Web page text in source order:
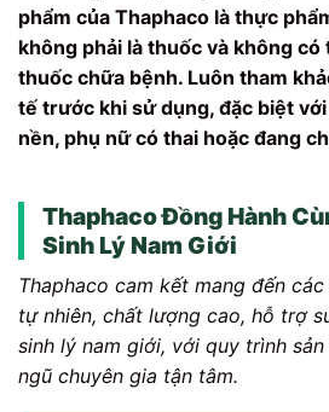
phẩm của Thaphaco là thực
không phải là thuốc và không
thuốc chữa bệnh. Luôn tham
tế trước khi sử dụng, đặc biệt
nền, phụ nữ có thai hoặc đang
Thaphaco Đồng Hành
Sinh Lý Nam Giới
Thaphaco cam kết mang đến
tự nhiên, chất lượng cao, hỗ trợ
sinh lý nam giới, với quy trình
ngũ chuyên gia tận tâm.